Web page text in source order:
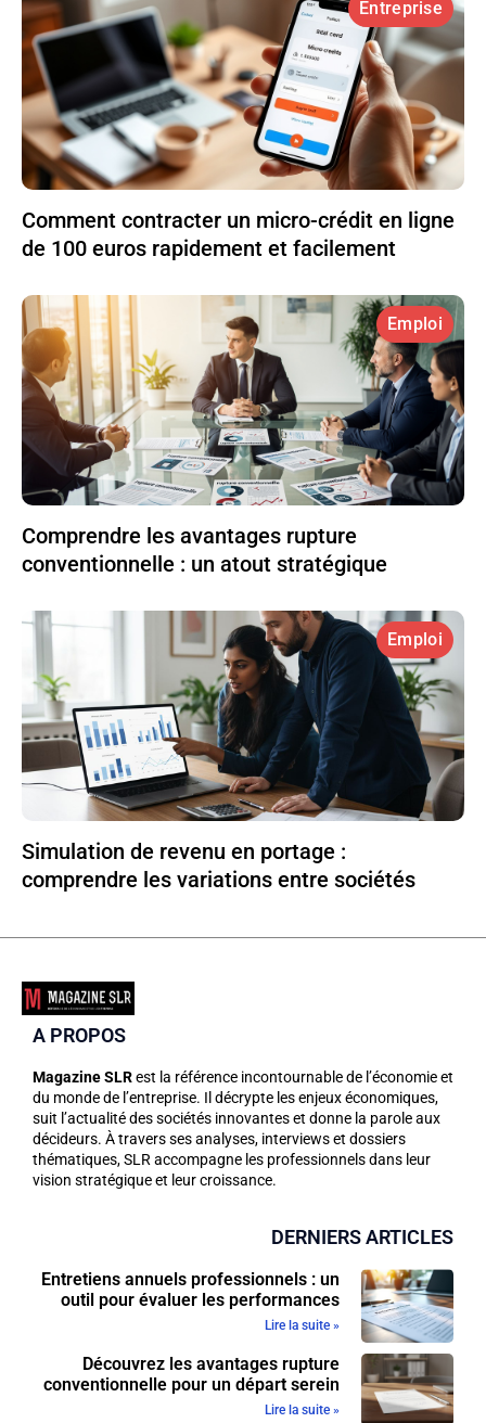
Entreprise
Comment contracter un micro-crédit en ligne
de 100 euros rapidement et facilement
Emploi
Comprendre les avantages rupture
conventionnelle : un atout stratégique
Emploi
Simulation de revenu en portage :
comprendre les variations entre sociétés
A PROPOS
Magazine SLRest la référence incontournable de l’économie et
du monde de l’entreprise. Il décrypte les enjeux économiques,
suit l’actualité des sociétés innovantes et donne la parole aux
décideurs. À travers ses analyses, interviews et dossiers
thématiques, SLR accompagne les professionnels dans leur
vision stratégique et leur croissance.
DERNIERS ARTICLES
Entretiens annuels professionnels : un
outil pour évaluer les performances
Lire la suite »
Découvrez les avantages rupture
conventionnelle pour un départ serein
Lire la suite »